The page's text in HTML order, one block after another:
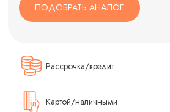
ПОДОБРАТЬ АНАЛОГ
Рассрочка/кредит
Картой/наличными